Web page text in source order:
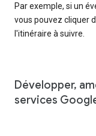
Par exemple, si un
vous pouvez cliquer
l'itinéraire à suivre.
Développer,
services